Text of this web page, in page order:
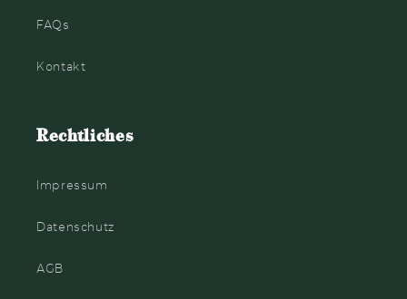
FAQs
Kontakt
Rechtliches
Impressum
Datenschutz
AGB